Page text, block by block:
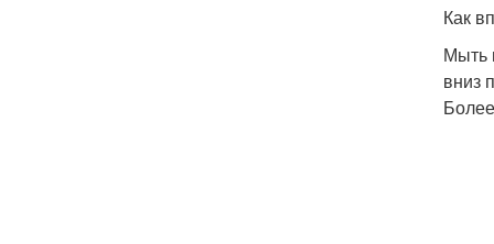
Как
Мыть
вниз